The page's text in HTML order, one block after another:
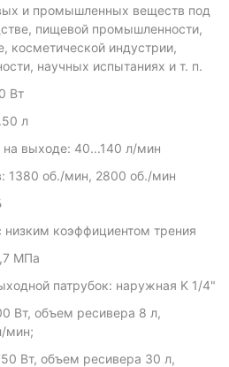
и промышленных веществ под
пищевой промышленности,
косметической индустрии,
научных испытаниях и т. п.
Вт
л
на выходе: 40...140 л/мин
1380 об./мин, 2800 об./мин
коэффициентом трения
МПа
патрубок: наружная K 1/4"
Вт, объем ресивера 8 л,
мин;
Вт, объем ресивера 30 л,